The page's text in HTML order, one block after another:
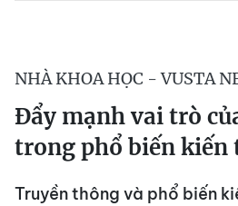
NHÀ KHOA HỌC - VUSTA
Đẩy mạnh vai trò
trong phổ biến kiến
Truyền thông và phổ biến